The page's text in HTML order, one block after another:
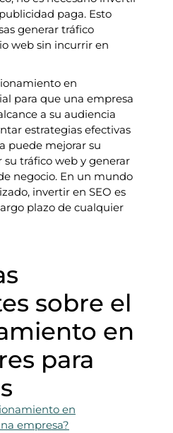
paga. Esto
generar tráfico
web sin incurrir en
en
para que una empresa
a su audiencia
estrategias efectivas
puede mejorar su
tráfico web y generar
negocio. En un mundo
invertir en SEO es
plazo de cualquier
sobre el
en
para
en
empresa?